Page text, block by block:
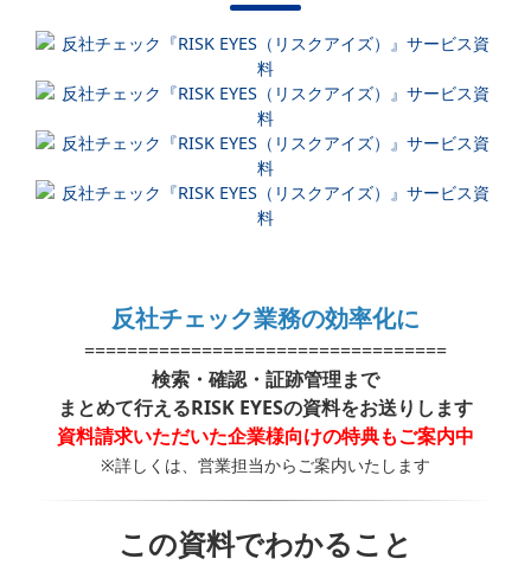
反社チェック業務の効率化に
==================================
検索・確認・証跡管理まで
まとめて行えるRISK EYESの資料をお送りします
資料請求いただいた企業様向けの特典もご案内中
※詳しくは、営業担当からご案内いたします
この資料でわかること